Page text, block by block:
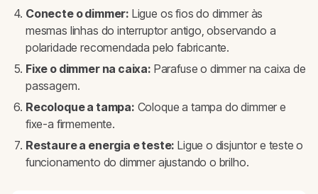
Conecte o dimmer: Ligue os fios do dimmer às
mesmas linhas do interruptor antigo, observando a
polaridade recomendada pelo fabricante.
Fixe o dimmer na caixa: Parafuse o dimmer na caixa de
passagem.
Recoloque a tampa: Coloque a tampa do dimmer e
fixe-a firmemente.
Restaure a energia e teste: Ligue o disjuntor e teste o
funcionamento do dimmer ajustando o brilho.